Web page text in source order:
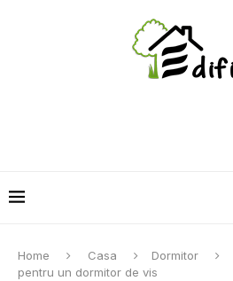
Home Casa Dormitor
pentru un dormitor de vis